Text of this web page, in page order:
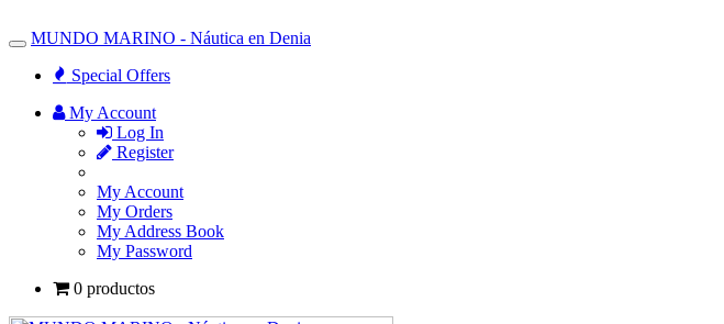
Toggle
Navigation
MUNDO MARINO - Náutica en Denia
Special Offers
My Account
Log In
Register
My Account
My Orders
My Address Book
My Password
0 productos